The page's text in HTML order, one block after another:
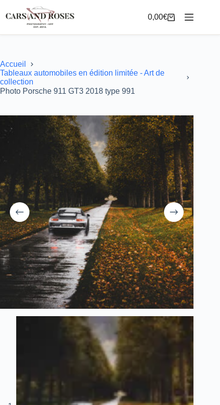
au
contenu
Panier
0,00€
Accueil
Tableaux automobiles en édition limitée - Art de
collection
Photo Porsche 911 GT3 2018 type 991